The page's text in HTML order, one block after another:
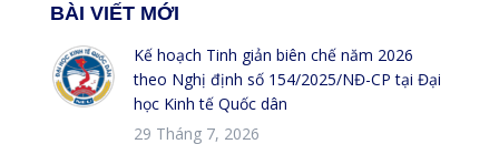
BÀI VIẾT MỚI
Kế hoạch Tinh giản biên chế năm 2026
theo Nghị định số 154/2025/NĐ-CP tại Đại
học Kinh tế Quốc dân
29 Tháng 7, 2026